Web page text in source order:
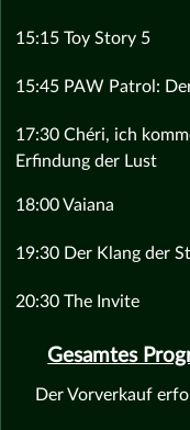
15:15 Toy Story 5
15:45 PAW Patrol:
17:30 Chéri, ich
Erfindung der Lust
18:00 Vaiana
19:30 Der Klang der
20:30 The Invite
Gesamtes
Der Vorverkauf